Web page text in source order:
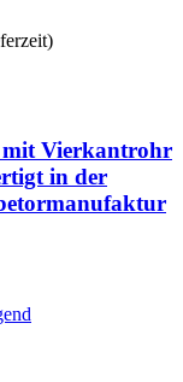
mit Vierkantrohr
in der